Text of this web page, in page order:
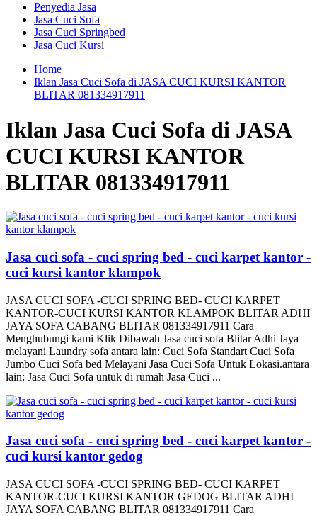
Penyedia Jasa
Jasa Cuci Sofa
Jasa Cuci Springbed
Jasa Cuci Kursi
Home
Iklan Jasa Cuci Sofa di JASA CUCI KURSI KANTOR
BLITAR 081334917911
Iklan Jasa Cuci Sofa di JASA
CUCI KURSI KANTOR
BLITAR 081334917911
Jasa cuci sofa - cuci spring bed - cuci karpet kantor -
cuci kursi kantor klampok
JASA CUCI SOFA -CUCI SPRING BED- CUCI KARPET
KANTOR-CUCI KURSI KANTOR KLAMPOK BLITAR ADHI
JAYA SOFA CABANG BLITAR 081334917911 Cara
Menghubungi kami Klik Dibawah Jasa cuci sofa Blitar Adhi Jaya
melayani Laundry sofa antara lain: Cuci Sofa Standart Cuci Sofa
Jumbo Cuci Sofa bed Melayani Jasa Cuci Sofa Untuk Lokasi.antara
lain: Jasa Cuci Sofa untuk di rumah Jasa Cuci ...
Jasa cuci sofa - cuci spring bed - cuci karpet kantor -
cuci kursi kantor gedog
JASA CUCI SOFA -CUCI SPRING BED- CUCI KARPET
KANTOR-CUCI KURSI KANTOR GEDOG BLITAR ADHI
JAYA SOFA CABANG BLITAR 081334917911 Cara